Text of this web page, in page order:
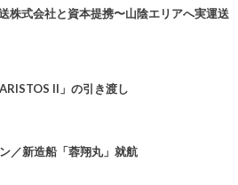
式会社と資本提携〜山陰エリアへ実運送
II」の引き渡し
／新造船「蓉翔丸」就航